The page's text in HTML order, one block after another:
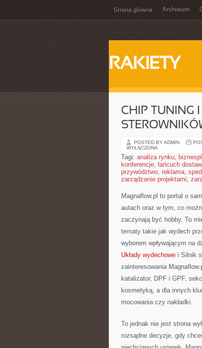
Strona główna Archiwum
RAKIETY
CHIP TUNING
POSTED BY ADMIN
WYŁĄCZONA
Tagi: analiza rynku,
konferencje, łańcuch dostaw
przywództwo, reklama,
zarządzanie projektami,
Magnaflow.pl to portal o
autach oraz w tym, co
zaczynają być hobby. To
tematy takie jak wydech
wyborem wpływającym na
Układy wydechowe i Silnik
zainteresowania
katalizator, DPF i GPF,
kosmetyką, a dla innych
mocowania czy nakładki.
To jednak nie jest strona
rozsądne decyzje, gdy